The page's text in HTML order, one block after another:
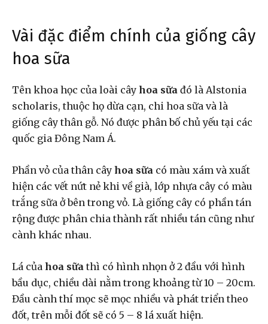
Vài đặc điểm chính của giống cây
hoa sữa
Tên khoa học của loài cây hoa sữa đó là Alstonia
scholaris, thuộc họ dừa cạn, chi hoa sữa và là
giống cây thân gỗ. Nó được phân bố chủ yếu tại các
quốc gia Đông Nam Á.
Phần vỏ của thân cây hoa sữa có màu xám và xuất
hiện các vết nứt nẻ khi về già, lớp nhựa cây có màu
trắng sữa ở bên trong vỏ. Là giống cây có phần tán
rộng được phân chia thành rất nhiều tán cũng như
cành khác nhau.
Lá của hoa sữa thì có hình nhọn ở 2 đầu với hình
bầu dục, chiều dài nằm trong khoảng từ 10 – 20cm.
Đầu cành thí mọc sẽ mọc nhiều và phát triển theo
đốt, trên mỗi đốt sẽ có 5 – 8 lá xuất hiện.